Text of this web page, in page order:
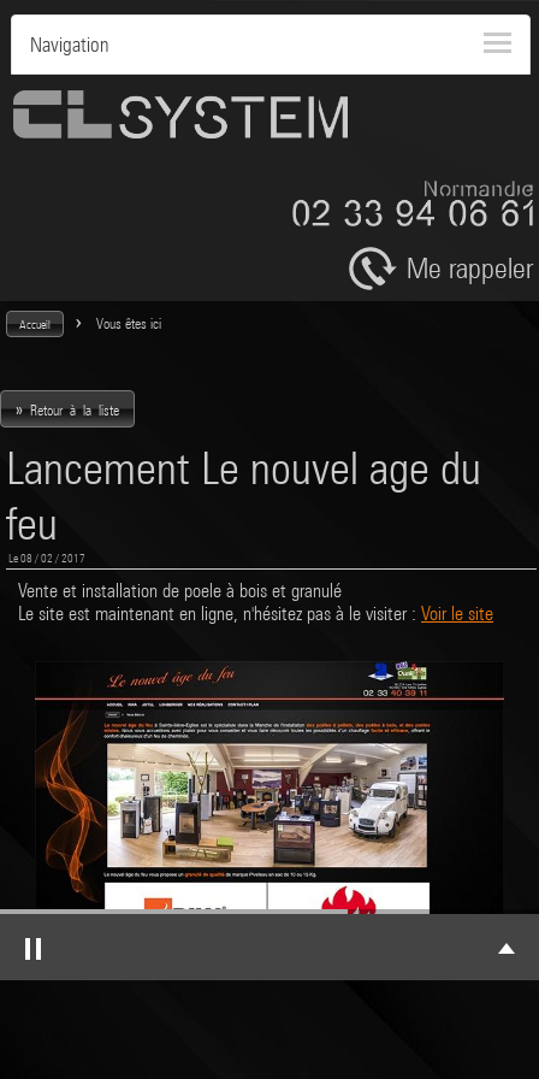
Me rappeler
Navigation
Accueil > Vous êtes ici
»Retour à la liste
Lancement Le nouvel age du
feu
Le 08 / 02 / 2017
Vente et installation de poele à bois et granulé
Le site est maintenant en ligne, n'hésitez pas à le visiter : Voir le site